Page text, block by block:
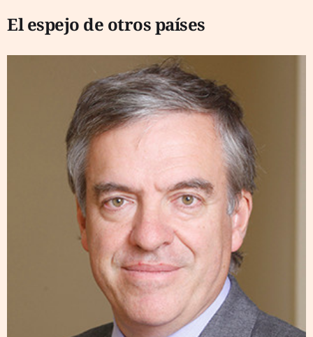
El espejo de otros países